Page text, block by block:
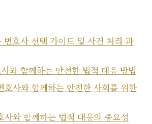
변호사 선택 가이드 및 사건 처리 과
와 함께하는 안전한 법적 대응 방법
호사와 함께하는 안전한 사회를 위한
사와 함께하는 법적 대응의 중요성